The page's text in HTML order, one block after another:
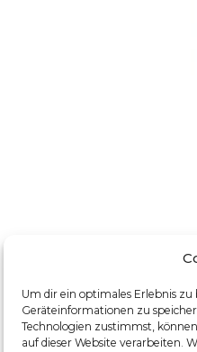
Um dir ein optimales Erlebnis
Geräteinformationen zu
Technologien zustimmst,
auf dieser Website verarbeiten.